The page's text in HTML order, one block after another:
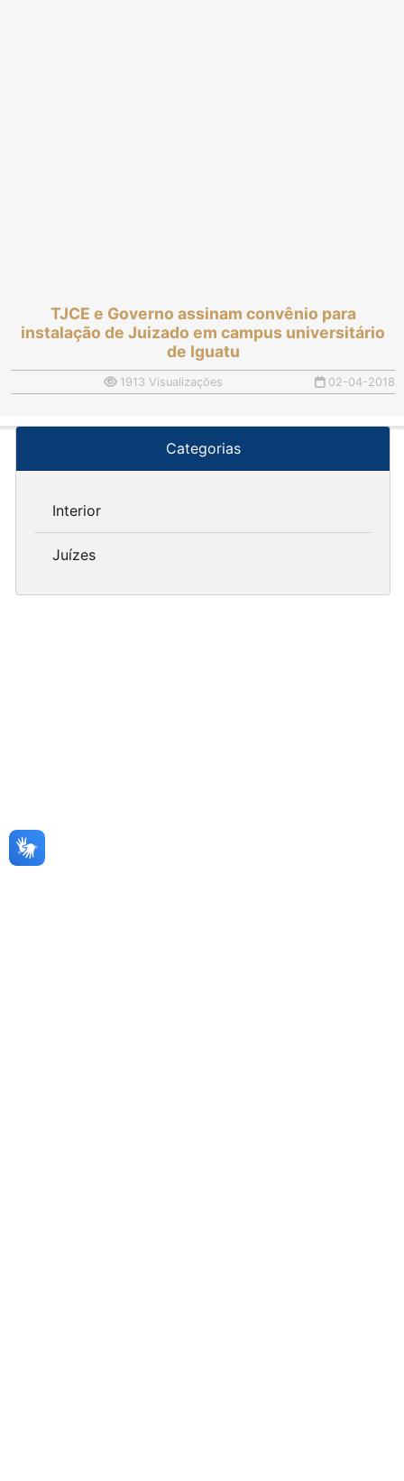
TJCE e Governo assinam convênio para
instalação de Juizado em campus universitário
de Iguatu
1913 Visualizações 02-04-2018
Categorias
Interior
Juízes